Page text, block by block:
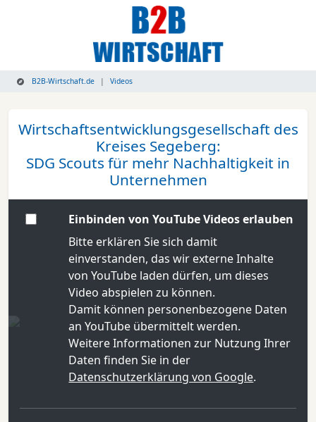
B2B-Wirtschaft.de Videos
Wirtschaftsentwicklungsgesellschaft des
Kreises Segeberg:
SDG Scouts für mehr Nachhaltigkeit in
Unternehmen
Einbinden von YouTube Videos erlauben
Bitte erklären Sie sich damit
einverstanden, das wir externe Inhalte
von YouTube laden dürfen, um dieses
Video abspielen zu können.
Damit können personenbezogene Daten
an YouTube übermittelt werden.
Weitere Informationen zur Nutzung Ihrer
Daten finden Sie in der
Datenschutzerklärung von Google.